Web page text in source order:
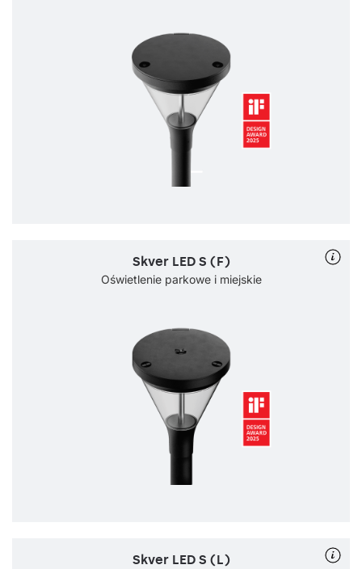
Skver LED S (F)
Oświetlenie parkowe i miejskie
Skver LED S (L)